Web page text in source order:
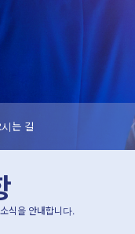
시는 길
식을 안내합니다.